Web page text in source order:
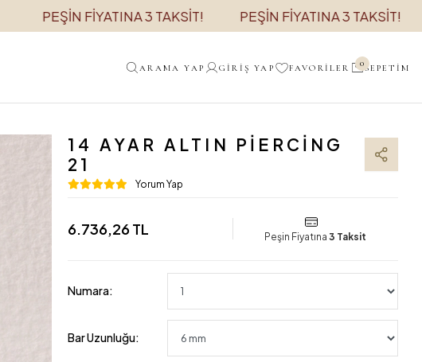
FİYATINA 3 TAKSİT! PEŞİN FİYATINA 3 TAKSİT!
ARAMA YAP GIRIŞ YAP FAVORILER 0 SEPETIM
14 AYAR ALTIN PIERCING
21
Yorum Yap
6.736,26 TL Peşin Fiyatına3 Taksit
Numara:
Bar Uzunluğu: